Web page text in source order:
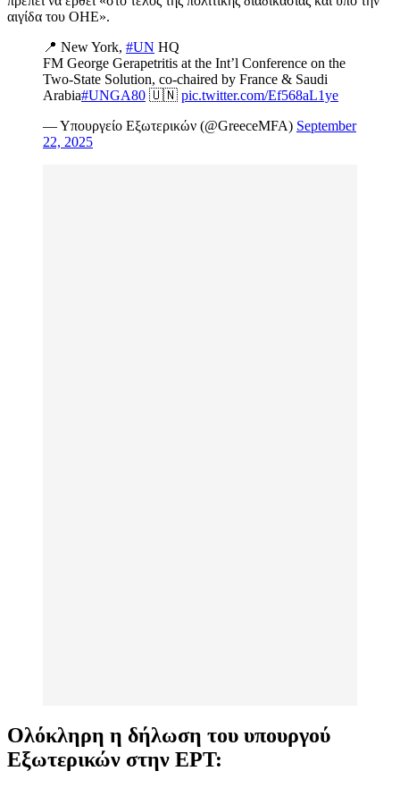
αιγίδα του ΟΗΕ».
📍 New York, #UN HQ
FM George Gerapetritis at the Int’l Conference on the
Two-State Solution, co-chaired by France & Saudi
Arabia#UNGA80 🇺🇳 pic.twitter.com/Ef568aL1ye
— Υπουργείο Εξωτερικών (@GreeceMFA) September
22, 2025
Ολόκληρη η δήλωση του υπουργού
Εξωτερικών στην ΕΡΤ: